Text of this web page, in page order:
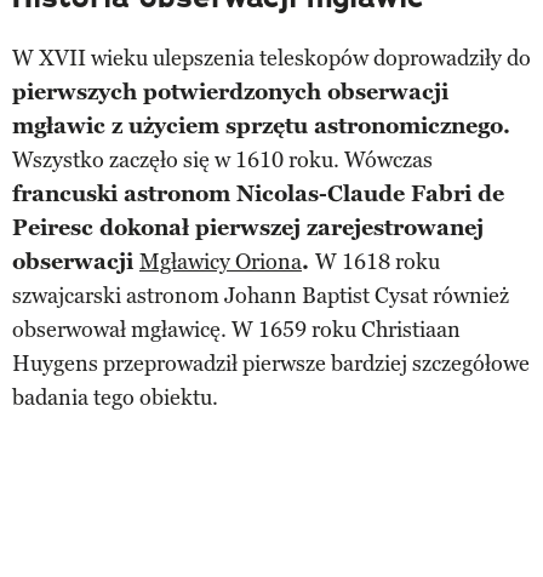
W XVII wieku ulepszenia teleskopów doprowadziły do
pierwszych potwierdzonych obserwacji
mgławic z użyciem sprzętu astronomicznego.
Wszystko zaczęło się w 1610 roku. Wówczas
francuski astronom Nicolas-Claude Fabri de
Peiresc dokonał pierwszej zarejestrowanej
obserwacji Mgławicy Oriona. W 1618 roku
szwajcarski astronom Johann Baptist Cysat również
obserwował mgławicę. W 1659 roku Christiaan
Huygens przeprowadził pierwsze bardziej szczegółowe
badania tego obiektu.